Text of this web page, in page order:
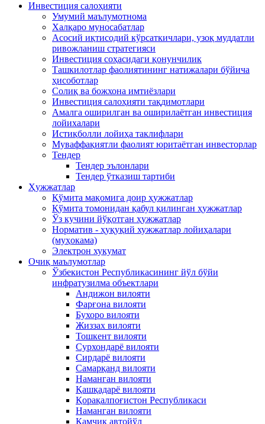
Инвестиция салоҳияти
Умумий маълумотнома
Xалқаро муносабатлар
Асосий иқтисодий кўрсаткичлари, узоқ муддатли
ривожланиш стратегияси
Инвестиция соҳасидаги қонунчилик
Ташкилотлар фаолиятининг натижалари бўйича
ҳисоботлар
Солиқ ва божхона имтиёзлари
Инвестиция салоҳияти тақдимотлари
Амалга оширилган ва оширилаётган инвестиция
лойихалари
Истиқболли лойиҳа таклифлари
Муваффақиятли фаолият юритаётган инвесторлар
Тендер
Тендер эълонлари
Тендер ўтказиш тартиби
Ҳужжатлар
Қўмита мақомига доир ҳужжатлар
Қўмита томонидан қабул қилинган ҳужжатлар
Ўз кучини йўқотган ҳужжатлар
Норматив - ҳуқуқий хужжатлар лойиҳалари
(муҳокама)
Электрон хукумат
Очиқ маълумотлар
Ўзбекистон Республикасининг йўл бўйи
инфратузилма объектлари
Андижон вилояти
Фарғона вилояти
Бухоро вилояти
Жиззах вилояти
Тошкент вилояти
Сурхондарё вилояти
Сирдарё вилояти
Самарқанд вилояти
Наманган вилояти
Қашқадарё вилояти
Қорақалпоғистон Республикаси
Наманган вилояти
Қамчиқ автойўл